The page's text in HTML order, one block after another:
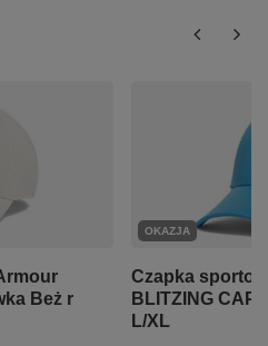
Beż r
OKAZJA
Czapka
BLITZING CAP
L/XL